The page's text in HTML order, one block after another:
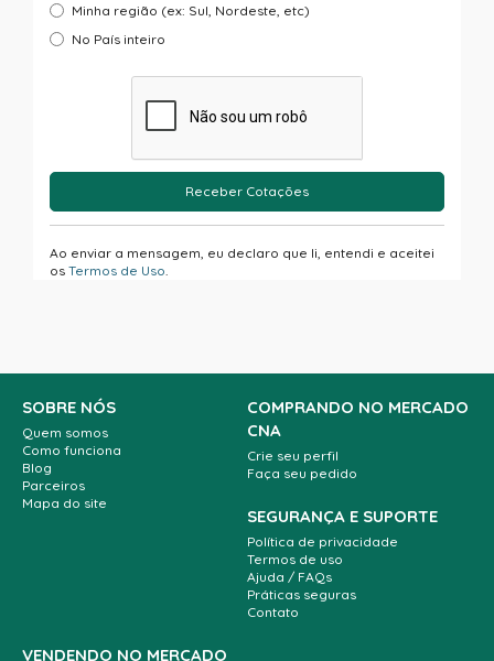
Minha região (ex: Sul, Nordeste, etc)
No País inteiro
Receber Cotações
Ao enviar a mensagem, eu declaro que li, entendi e aceitei
os Termos de Uso
SOBRE NÓS
Quem somos
Como funciona
Blog
Parceiros
Mapa do site
COMPRANDO NO MERCADO
CNA
Crie seu perfil
Faça seu pedido
SEGURANÇA E SUPORTE
Política de privacidade
Termos de uso
Ajuda / FAQs
Práticas seguras
Contato
VENDENDO NO MERCADO